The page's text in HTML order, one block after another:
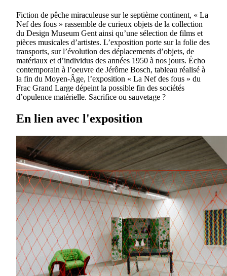
Fiction de pêche miraculeuse sur le septième continent, « La
Nef des fous » rassemble de curieux objets de la collection
du Design Museum Gent ainsi qu’une sélection de films et
pièces musicales d’artistes. L’exposition porte sur la folie des
transports, sur l’évolution des déplacements d’objets, de
matériaux et d’individus des années 1950 à nos jours. Écho
contemporain à l’oeuvre de Jérôme Bosch, tableau réalisé à
la fin du Moyen-Âge, l’exposition « La Nef des fous » du
Frac Grand Large dépeint la possible fin des sociétés
d’opulence matérielle. Sacrifice ou sauvetage ?
En lien avec l'exposition